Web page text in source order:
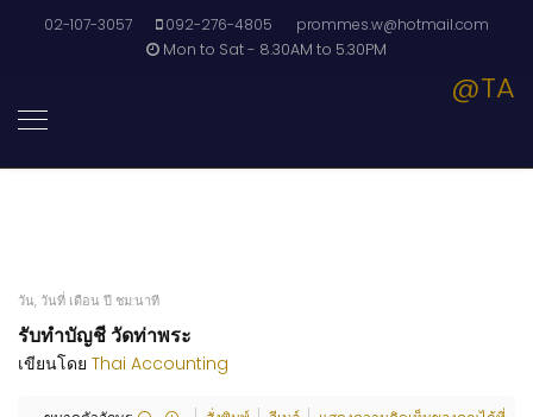
02-107-3057 092-276-4805
prommes.w@hotmail.com
Mon to Sat - 8.30AM to 5.30PM
@TA
วัน, วันที่ เดือน ปี ชม:นาที
รับทำบัญชี วัดท่าพระ
เขียนโดย Thai Accounting